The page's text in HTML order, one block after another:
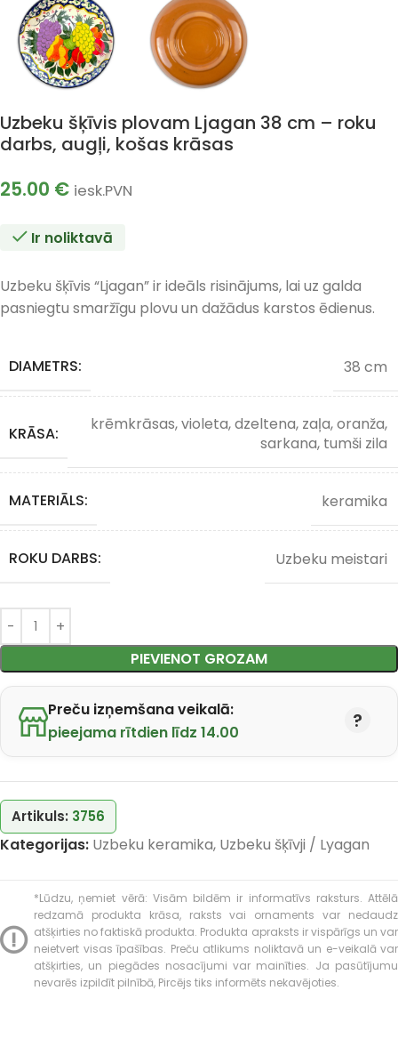
Uzbeku šķīvis plovam Ljagan 38 cm – roku
darbs, augļi, košas krāsas
25.00 € iesk.PVN
Ir noliktavā
Uzbeku šķīvis “Ljagan” ir ideāls risinājums, lai uz galda
pasniegtu smaržīgu plovu un dažādus karstos ēdienus.
DIAMETRS: 38 cm
KRĀSA:
krēmkrāsas, violeta, dzeltena, zaļa, oranža,
sarkana, tumši zila
MATERIĀLS: keramika
ROKU DARBS: Uzbeku meistari
PIEVIENOT GROZAM
Preču izņemšana veikalā:
pieejama rītdien līdz 14.00
Artikuls: 3756
Kategorijas: Uzbeku keramika, Uzbeku šķīvji / Lyagan
*Lūdzu, ņemiet vērā: Visām bildēm ir informatīvs raksturs. Attēlā
redzamā produkta krāsa, raksts vai ornaments var nedaudz
atšķirties no faktiskā produkta. Produkta apraksts ir vispārīgs un var
neietvert visas īpašības. Preču atlikums noliktavā un e-veikalā var
atšķirties, un piegādes nosacījumi var mainīties. Ja pasūtījumu
nevarēs izpildīt pilnībā, Pircējs tiks informēts nekavējoties.